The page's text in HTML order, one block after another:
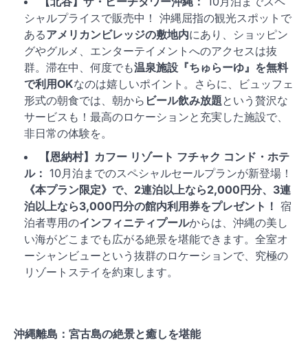
シャルプライスで販売中！ 沖縄屈指の観光スポットで
あるアメリカンビレッジの敷地内にあり、ショッピン
グやグルメ、エンターテイメントへのアクセスは抜
群。滞在中、何度でも温泉施設『ちゅらーゆ』を無料
で利用OKなのは嬉しいポイント。さらに、ビュッフェ
形式の朝食では、朝から ビール飲み放題という贅沢な
サービスも！最高のロケーションと充実した施設で、
非日常の体験を。
【恩納村】カフー リゾート フチャク コンド・ホテ
ル： 10月泊までのスペシャルセールプランが新登場！
《本プラン限定》で、2連泊以上なら2,000円分、3連
泊以上なら3,000円分の館内利用券をプレゼント！ 宿
泊者専用のインフィニティプールからは、沖縄の美し
い海がどこまでも広がる絶景を堪能できます。全室オ
ーシャンビューという抜群のロケーションで、究極の
リゾートステイを約束します。
沖縄離島：宮古島の絶景と癒しを堪能